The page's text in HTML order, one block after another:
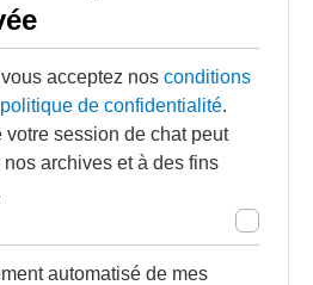
acceptez nos conditions
politique de confidentialité.
votre session de chat peut
archives et à des fins
automatisé de mes